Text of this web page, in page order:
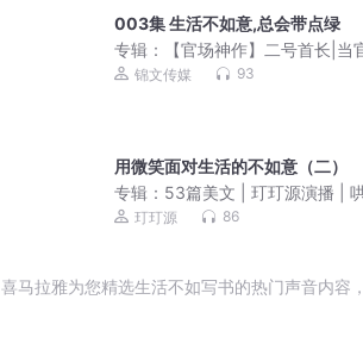
003集 生活不如意,总会带点绿
专辑：
【官场神作】二号首长|当
门技术活|省委书记
锦文传媒 93
用微笑面对生活的不如意（二）
专辑： 53篇美文 | 玎玎源演播 |
台| 治愈心灵
玎玎源 86
喜马拉雅为您精选生活不如写书的热门声音内容